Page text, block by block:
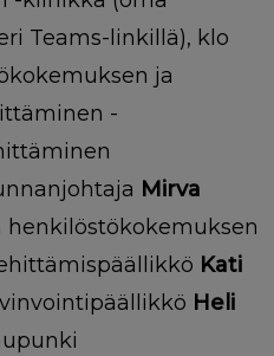
Teams-linkillä), klo
ja
-
Mirva
henkilöstökokemuksen
Kati
Heli